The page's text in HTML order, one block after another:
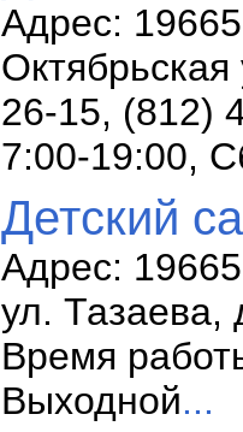
Адрес:
26-15, (812)
7:00-19:00,
Детский
Адрес:
ул.
Время
Выходной...